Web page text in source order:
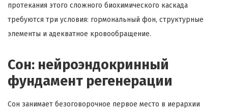
протекания этого сложного биохимического каскада
требуются три условия: гормональный фон, структурные
элементы и адекватное кровообращение.
Сон: нейроэндокринный
фундамент регенерации
Сон занимает безоговорочное первое место в иерархии